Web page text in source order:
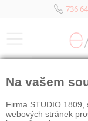
736
Na vašem
Firma STUDIO 1809,
webových stránek